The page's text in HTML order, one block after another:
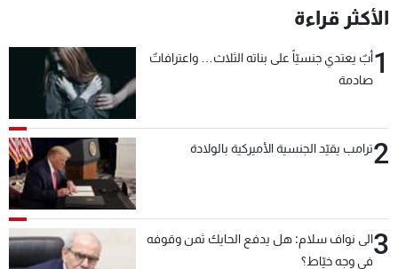
الأكثر قراءة
1أبٌ يعتدي جنسيّاً على بناته الثلاث… واعترافاتٌ
صادمة
2ترامب يقيّد الجنسية الأميركية بالولادة
3الى نواف سلام: هل يدفع الحايك ثمن وقوفه
في وجه خيّاط؟